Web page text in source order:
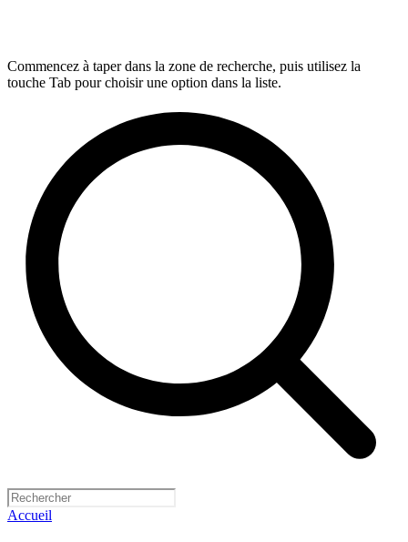
Commencez à taper dans la zone de recherche, puis utilisez la
touche Tab pour choisir une option dans la liste.
Accueil